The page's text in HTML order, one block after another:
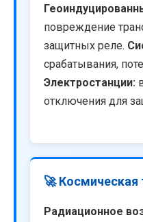
повреждение
защитных реле.
срабатывания,
Электростанции:
отключения для
🚀 Космическая
Радиационное